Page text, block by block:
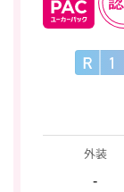
外装
-